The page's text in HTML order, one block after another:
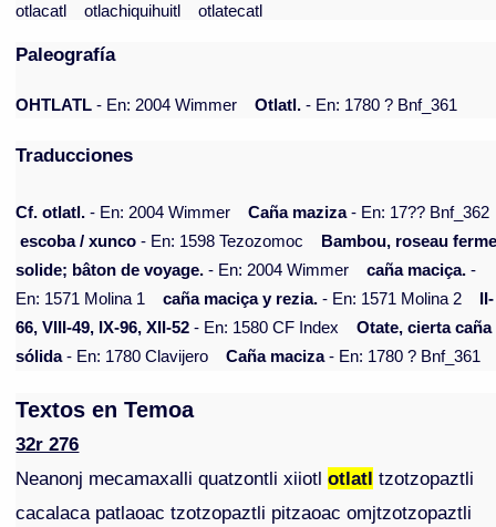
otlacatl
otlachiquihuitl otlatecatl
Paleografía
OHTLATL - En: 2004 Wimmer Otlatl. - En: 1780 ? Bnf_361
Traducciones
Cf. otlatl. - En: 2004 Wimmer Caña maziza- En: 17?? Bnf_362
escoba / xunco - En: 1598 Tezozomoc
Bambou, roseau
solide; bâton de voyage. - En: 2004 Wimmer caña maciça. -
En: 1571 Molina 1
caña maciça y rezia. - En: 1571 Molina 2
II-
66, VIII-49, IX-96, XII-52 - En: 1580 CF Index
Otate, cierta caña
sólida- En: 1780 Clavijero Caña maciza- En: 1780 ? Bnf_361
Textos en Temoa
32r 276
Neanonj mecamaxalli quatzontli xiiotlotlatl tzotzopaztli
cacalaca patlaoac tzotzopaztli pitzaoac omjtzotzopaztli